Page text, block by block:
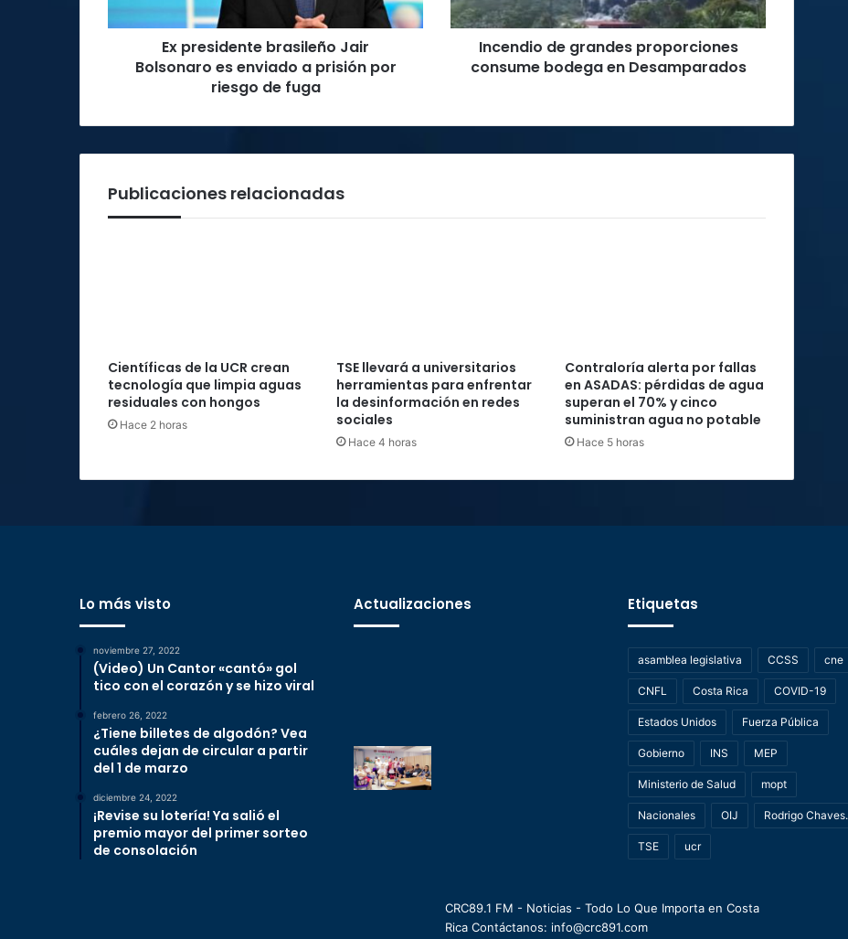
a
prisión
riesgo
Ex presidente brasileño Jair
Bolsonaro es enviado a prisión por
riesgo de fuga
Desamparados
Incendio de grandes proporciones
consume bodega en Desamparados
Publicaciones relacionadas
Científicas de la UCR crean
tecnología que limpia aguas
residuales con hongos
Hace 2 horas
TSE llevará a universitarios
herramientas para enfrentar
la desinformación en redes
sociales
Hace 4 horas
Contraloría alerta por fallas
en ASADAS: pérdidas de agua
superan el 70% y cinco
suministran agua no potable
Hace 5 horas
Lo más visto
noviembre 27, 2022
(Video) Un Cantor «cantó» gol
tico con el corazón y se hizo viral
febrero 26, 2022
¿Tiene billetes de algodón? Vea
cuáles dejan de circular a partir
del 1 de marzo
diciembre 24, 2022
¡Revise su lotería! Ya salió el
premio mayor del primer sorteo
de consolación
Actualizaciones Etiquetas
asamblea legislativa CCSS cne
CNFL Costa Rica COVID-19
Estados Unidos Fuerza Pública
Gobierno INS MEP
Ministerio de Salud mopt
Nacionales OIJ Rodrigo Chaves.
TSE ucr
CRC89.1 FM - Noticias - Todo Lo Que Importa en Costa
Rica Contáctanos: info@crc891.com